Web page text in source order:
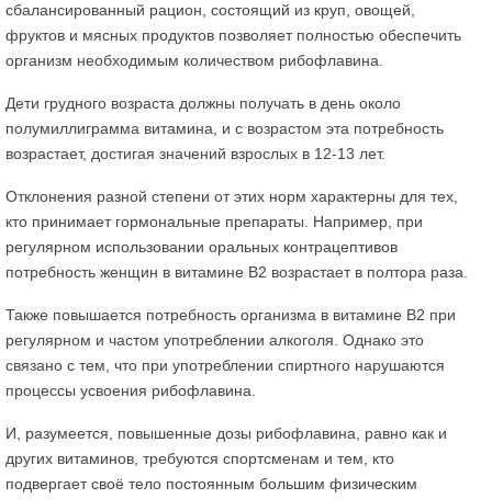
сбалансированный рацион, состоящий из круп, овощей,
фруктов и мясных продуктов позволяет полностью обеспечить
организм необходимым количеством рибофлавина.
Дети грудного возраста должны получать в день около
полумиллиграмма витамина, и с возрастом эта потребность
возрастает, достигая значений взрослых в 12-13 лет.
Отклонения разной степени от этих норм характерны для тех,
кто принимает гормональные препараты. Например, при
регулярном использовании оральных контрацептивов
потребность женщин в витамине В2 возрастает в полтора раза.
Также повышается потребность организма в витамине В2 при
регулярном и частом употреблении алкоголя. Однако это
связано с тем, что при употреблении спиртного нарушаются
процессы усвоения рибофлавина.
И, разумеется, повышенные дозы рибофлавина, равно как и
других витаминов, требуются спортсменам и тем, кто
подвергает своё тело постоянным большим физическим